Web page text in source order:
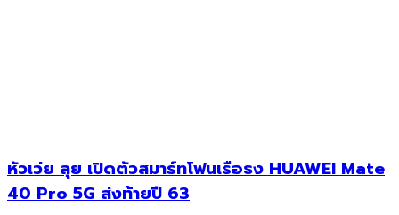
หัวเว่ย ลุย เปิดตัวสมาร์ทโฟนเรือธง HUAWEI Mate
40 Pro 5G ส่งท้ายปี 63